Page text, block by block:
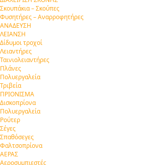
Σκουπάκια – Σκούπες
Φυσητήρες – Αναρροφητήρες
ΑΝΑΔΕΥΣΗ
ΛΕΙΑΝΣΗ
Δίδυμοι τροχοί
Λειαντήρες
Ταινιολειαντήρες
Πλάνες
Πολυεργαλεία
Τριβεία
ΠΡΙΟΝΙΣΜΑ
Δισκοπρίονα
Πολυεργαλεία
Ρούτερ
Σέγες
Σπαθόσεγες
Φαλτσοπρίονα
ΑΕΡΑΣ
Αεροσυμπιεστές